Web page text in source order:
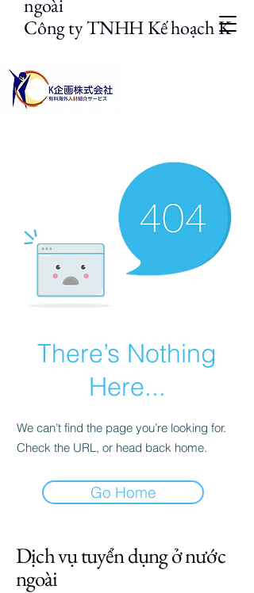
ngoài
Công ty TNHH Kế hoạch K
There’s Nothing
Here...
We can’t find the page you’re looking for.
Check the URL, or head back home.
Go Home
Dịch vụ tuyển dụng ở nước
ngoài